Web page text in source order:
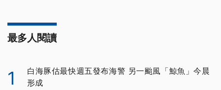
最多人閱讀
1
白海豚估最快週五發布海警 另一颱風「鯨魚」今晨
形成